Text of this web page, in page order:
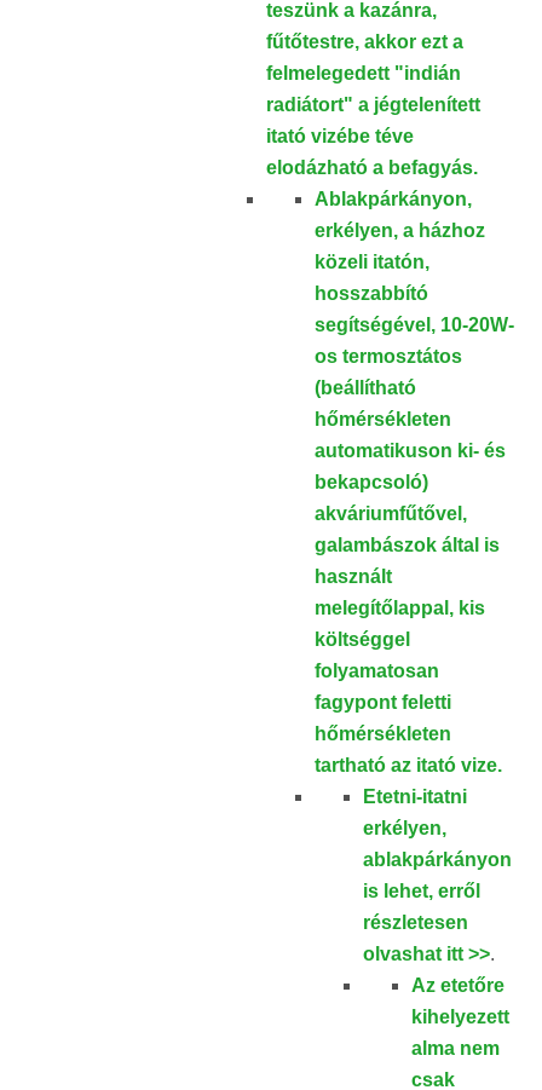
teszünk a kazánra,
fűtőtestre, akkor ezt a
felmelegedett "indián
radiátort" a jégtelenített
itató vizébe téve
elodázható a befagyás.
Ablakpárkányon,
erkélyen, a házhoz
közeli itatón,
hosszabbító
segítségével, 10-20W-
os termosztátos
(beállítható
hőmérsékleten
automatikuson ki- és
bekapcsoló)
akváriumfűtővel,
galambászok által is
használt
melegítőlappal, kis
költséggel
folyamatosan
fagypont feletti
hőmérsékleten
tartható az itató vize.
Etetni-itatni
erkélyen,
ablakpárkányon
is lehet, erről
részletesen
olvashat itt >>.
Az etetőre
kihelyezett
alma nem
csak